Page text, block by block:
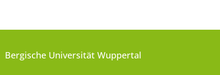
Bergische Universität Wuppertal